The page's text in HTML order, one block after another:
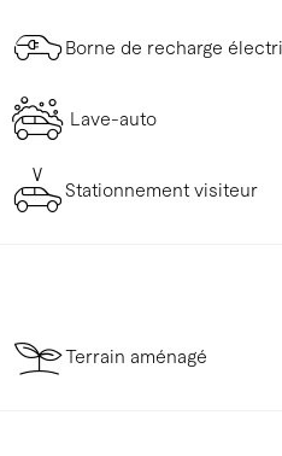
Borne de recharge
Lave-auto
Stationnement visiteur
Terrain aménagé